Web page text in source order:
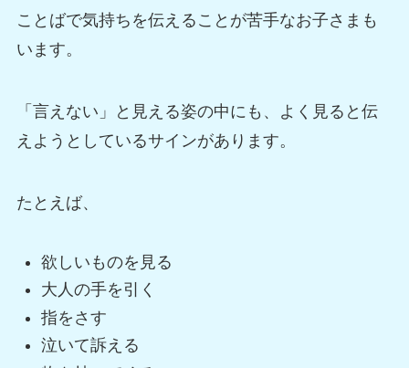
ことばで気持ちを伝えることが苦手なお子さまも
います。
「言えない」と見える姿の中にも、よく見ると伝
えようとしているサインがあります。
たとえば、
欲しいものを見る
大人の手を引く
指をさす
泣いて訴える